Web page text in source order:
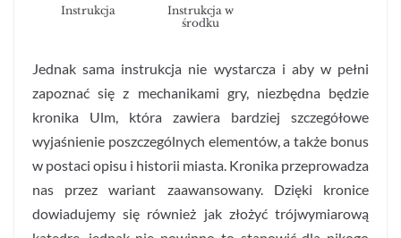
Instrukcja
Instrukcja w
środku
Jednak sama instrukcja nie wystarcza i aby w pełni
zapoznać się z mechanikami gry, niezbędna będzie
kronika Ulm, która zawiera bardziej szczegółowe
wyjaśnienie poszczególnych elementów, a także bonus
w postaci opisu i historii miasta. Kronika przeprowadza
nas przez wariant zaawansowany. Dzięki kronice
dowiadujemy się również jak złożyć trójwymiarową